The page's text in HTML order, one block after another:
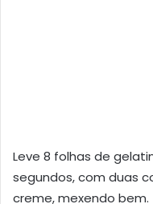
Leve 8 folhas de
segundos, com duas
creme, mexendo bem.